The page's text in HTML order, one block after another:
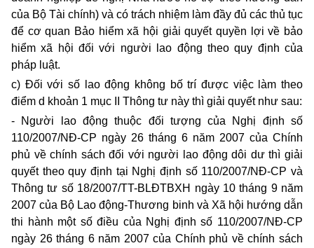
của Bộ Tài chính) và có trách nhiệm làm đầy đủ các thủ tục
để cơ quan Bảo hiểm xã hội giải quyết quyền lợi về bảo
hiểm xã hội đối với người lao động theo quy định của
pháp luật.
c) Đối với số lao động không bố trí được việc làm theo
điểm d khoản 1 mục II Thông tư này thì giải quyết như sau:
- Người lao động thuộc đối tượng của Nghị định số
110/2007/NĐ-CP ngày 26 tháng 6 năm 2007 của Chính
phủ về chính sách đối với người lao động dôi dư thì giải
quyết theo quy định tại Nghị định số 110/2007/NĐ-CP và
Thông tư số 18/2007/TT-BLĐTBXH ngày 10 tháng 9 năm
2007 của Bộ Lao động-Thương binh và Xã hội hướng dẫn
thi hành một số điều của Nghị định số 110/2007/NĐ-CP
ngày 26 tháng 6 năm 2007 của Chính phủ về chính sách